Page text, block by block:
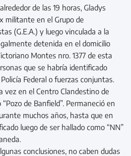
de las 19 horas, Gladys
militante en el Grupo de
(G.E.A.) y luego vinculada a la
detenida en el domicilio
Montes nro. 1377 de esta
que se habría identificado
Federal o fuerzas conjuntas.
vez en el Centro Clandestino de
de Banfield”. Permaneció en
muchos años, hasta que en
luego de ser hallado como “NN”
conclusiones, no caben dudas